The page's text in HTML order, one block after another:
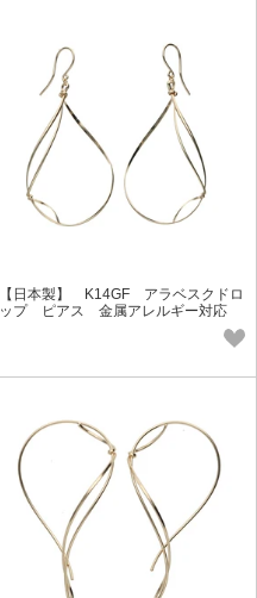
【日本製】 K14GF アラベスクドロ
ップ ピアス 金属アレルギー対応